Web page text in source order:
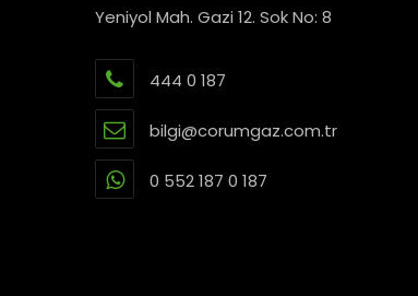
Yeniyol Mah. Gazi 12. Sok No: 8
444 0 187
bilgi@corumgaz.com.tr
0 552 187 0 187